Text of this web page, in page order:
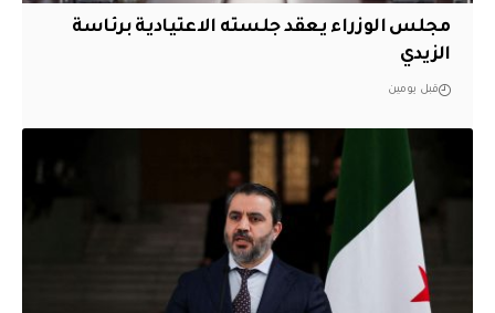
مجلس الوزراء يعقد جلسته الاعتيادية برئاسة
الزيدي
قبل يومين